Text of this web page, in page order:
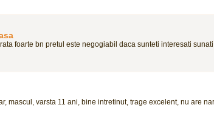
foarte bn pretul este negogiabil daca sunteti interesati
mascul, varsta 11 ani, bine intretinut, trage excelent, nu are